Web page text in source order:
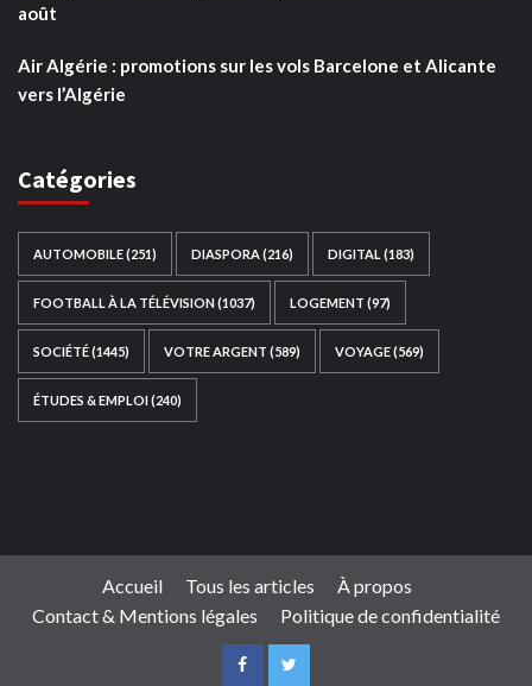
août
Air Algérie : promotions sur les vols Barcelone et Alicante
vers l’Algérie
Catégories
AUTOMOBILE(251) DIASPORA (216) DIGITAL (183)
FOOTBALL À LA TÉLÉVISION(1037) LOGEMENT (97)
SOCIÉTÉ(1445) VOTRE ARGENT (589) VOYAGE(569)
ÉTUDES & EMPLOI(240)
Accueil Tous les articles
À propos
Contact & Mentions légales
Politique de confidentialité